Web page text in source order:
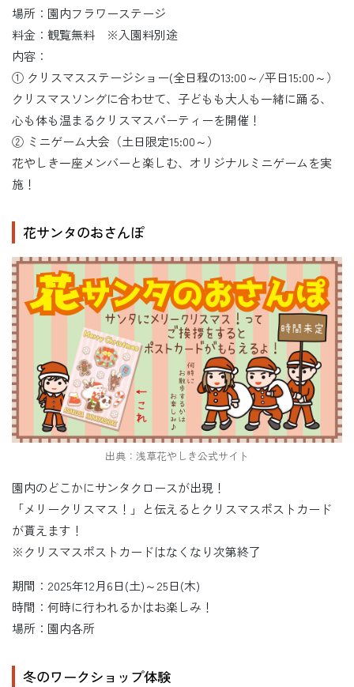
場所：園内フラワーステージ
料金：観覧無料 ※入園料別途
内容：
① クリスマスステージショー(全日程の13:00～/平日15:00～）
クリスマスソングに合わせて、子どもも大人も一緒に踊る、
心も体も温まるクリスマスパーティーを開催！
② ミニゲーム大会（土日限定15:00～）
花やしき一座メンバーと楽しむ、オリジナルミニゲームを実
施！
花サンタのおさんぽ
出典：浅草花やしき公式サイト
園内のどこかにサンタクロースが出現！
「メリークリスマス！」と伝えるとクリスマスポストカード
が貰えます！
※クリスマスポストカードはなくなり次第終了
期間：2025年12月6日(土)～25日(木)
時間：何時に行われるかはお楽しみ！
場所：園内各所
冬のワークショップ体験